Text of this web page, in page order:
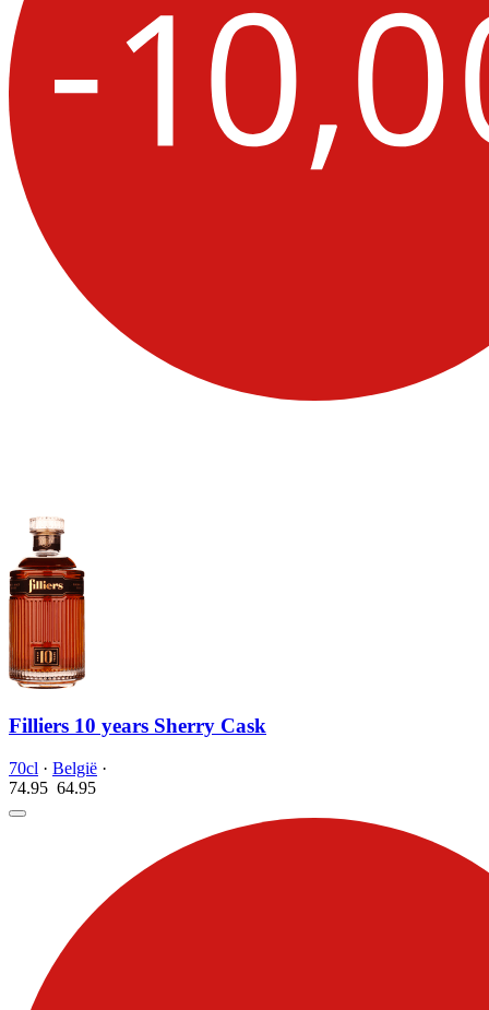
Filliers 10 years Sherry Cask
70cl · België ·
74.95 64.95